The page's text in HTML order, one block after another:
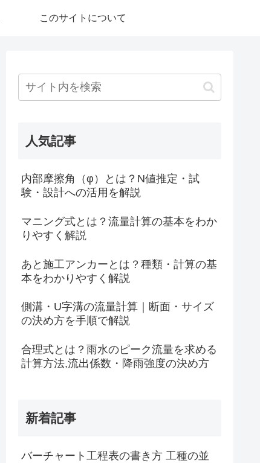
このサイトについて
人気記事
内部摩擦角（φ）とは？N値推定・試
験・設計への活用を解説
マニング式とは？流量計算の基本をわか
りやすく解説
あと施工アンカーとは？種類・計算の基
本をわかりやすく解説
側溝・U字溝の流量計算｜断面・サイズ
の決め方を手順で解説
合理式とは？雨水のピーク流量を求める
計算方法,流出係数・降雨強度の決め方
新着記事
バーチャート工程表の書き方 工種の並